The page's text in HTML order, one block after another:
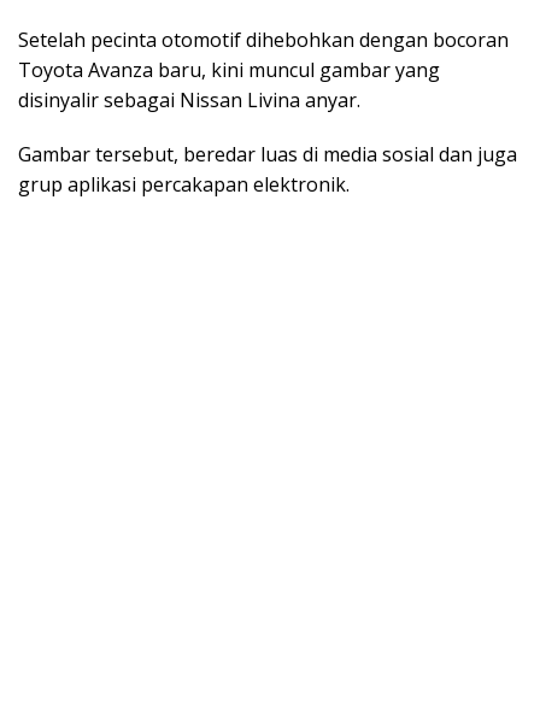
Setelah pecinta otomotif dihebohkan dengan bocoran
Toyota Avanza baru, kini muncul gambar yang
disinyalir sebagai Nissan Livina anyar.
Gambar tersebut, beredar luas di media sosial dan juga
grup aplikasi percakapan elektronik.